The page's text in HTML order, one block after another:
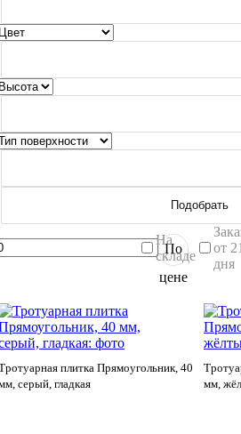
Подобрать
По
цене
На
складе
от 21
дня
плитка Прямоугольник, 40
серый, гладкая
мм,